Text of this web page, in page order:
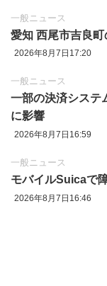
一般ニュース
愛知 西尾市吉良
2026年8月7日17:20
一般ニュース
一部の決済システ
に影響
2026年8月7日16:59
一般ニュース
モバイルSuicaで
2026年8月7日16:46